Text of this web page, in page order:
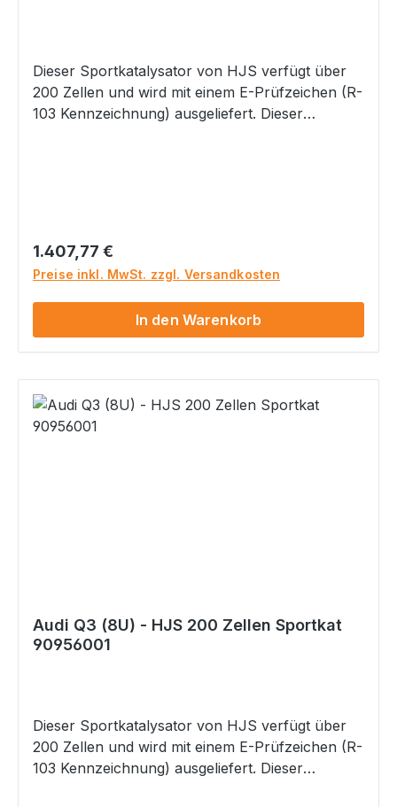
Dieser Sportkatalysator von HJS verfügt über
200 Zellen und wird mit einem E-Prüfzeichen (R-
103 Kennzeichnung) ausgeliefert. Dieser
Verwendungsliste. Sollte Ihr Fahrzeugtyp nicht
aufgelistet sein, so rufen Sie uns bitte an oder
schreiben Sie uns eine E-Mail.
Typgenehmigung MKB Hubraum KW Euronorm
8U e1*2007/46*0591*… CHPB 1395 110 / 5000
Euro 6
Regulärer Preis:
1.407,77 €
Preise inkl. MwSt. zzgl. Versandkosten
In den Warenkorb
Audi Q3 (8U) - HJS 200 Zellen Sportkat
90956001
Dieser Sportkatalysator von HJS verfügt über
200 Zellen und wird mit einem E-Prüfzeichen (R-
103 Kennzeichnung) ausgeliefert. Dieser